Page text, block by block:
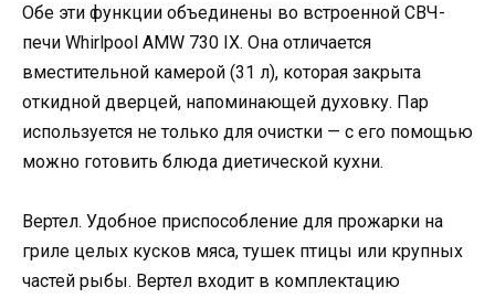
Обе эти функции объединены во встроенной СВЧ-
печи Whirlpool AMW 730 IX. Она отличается
вместительной камерой (31 л), которая закрыта
откидной дверцей, напоминающей духовку. Пар
используется не только для очистки — с его помощью
можно готовить блюда диетической кухни.
Вертел. Удобное приспособление для прожарки на
гриле целых кусков мяса, тушек птицы или крупных
частей рыбы. Вертел входит в комплектацию